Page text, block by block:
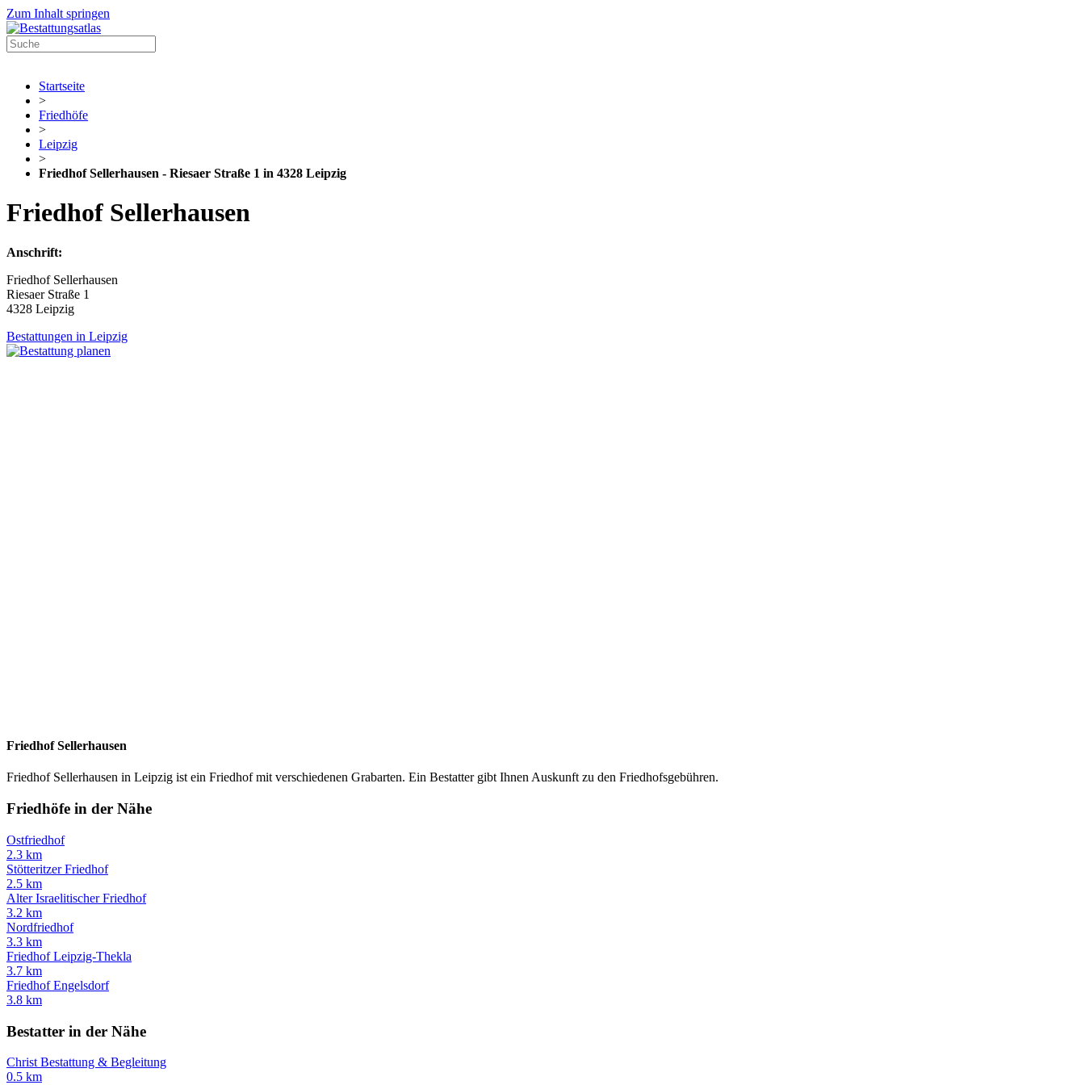
Zum Inhalt springen
Startseite
>
Friedhöfe
>
Leipzig
>
Friedhof Sellerhausen - Riesaer Straße 1 in 4328 Leipzig
Friedhof Sellerhausen
Anschrift:
Friedhof Sellerhausen
Riesaer Straße 1
4328 Leipzig
Bestattungen in Leipzig
Friedhof Sellerhausen
Friedhof Sellerhausen in Leipzig ist ein Friedhof mit verschiedenen Grabarten. Ein Bestatter gibt Ihnen Auskunft zu den Friedhofsgebühren.
Friedhöfe in der Nähe
Ostfriedhof
2.3 km
Stötteritzer Friedhof
2.5 km
Alter Israelitischer Friedhof
3.2 km
Nordfriedhof
3.3 km
Friedhof Leipzig-Thekla
3.7 km
Friedhof Engelsdorf
3.8 km
Bestatter in der Nähe
Christ Bestattung & Begleitung
0.5 km